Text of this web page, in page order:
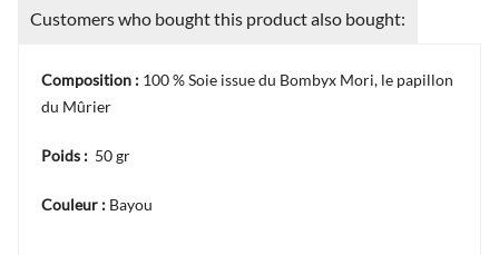
Customers who bought this product also bought:
Composition : 100 % Soie issue du Bombyx Mori, le papillon
du Mûrier
Poids : 50 gr
Couleur : Bayou